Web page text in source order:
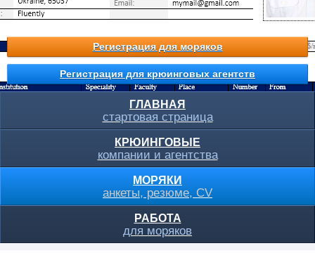
Регистрация для моряков
Регистрация для крюинговых агентств
ГЛАВНАЯ
стартовая страница
КРЮИНГОВЫЕ
компании и агентства
МОРЯКИ
анкеты, резюме, CV
РАБОТА
для моряков